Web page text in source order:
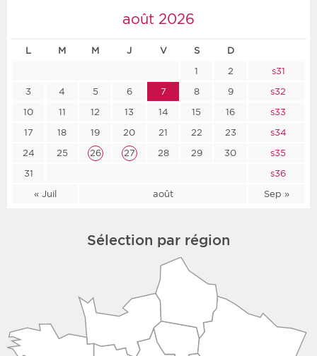
août 2026
L M M J V S D
« Juil août Sep »
1 2
s31
3
4 5 6 7 8 9
s32
10
11 12 13 14 15 16
s33
17
18 19 20 21 22 23
s34
24
25 26 27 28 29 30
s35
31
s36
Sélection par région